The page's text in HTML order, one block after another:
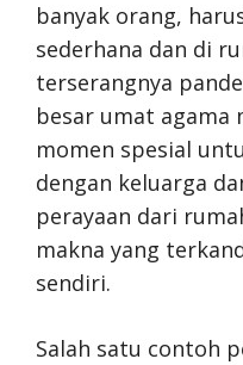
banyak orang,
sederhana dan di
terserangnya
besar umat agama
momen spesial
dengan keluarga
perayaan dari
makna yang
sendiri.
Salah satu contoh